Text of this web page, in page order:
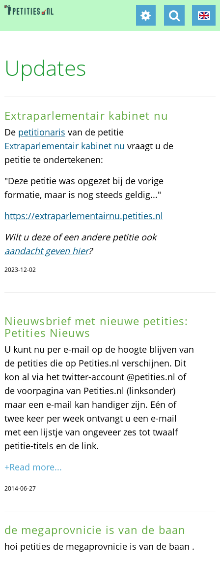
Updates
Extraparlementair kabinet nu
De petitionaris van de petitie
Extraparlementair kabinet nu vraagt u de
petitie te ondertekenen:
"Deze petitie was opgezet bij de vorige
formatie, maar is nog steeds geldig..."
https://extraparlementairnu.petities.nl
Wilt u deze of een andere petitie ook
aandacht geven hier?
2023-12-02
Nieuwsbrief met nieuwe petities:
Petities Nieuws
U kunt nu per e-mail op de hoogte blijven van
de petities die op Petities.nl verschijnen. Dit
kon al via het twitter-account @petities.nl of
de voorpagina van Petities.nl (linksonder)
maar een e-mail kan handiger zijn. Eén of
twee keer per week ontvangt u een e-mail
met een lijstje van ongeveer zes tot twaalf
petitie-titels en de link.
+Read more...
2014-06-27
de megaprovnicie is van de baan
hoi petities de megaprovnicie is van de baan .